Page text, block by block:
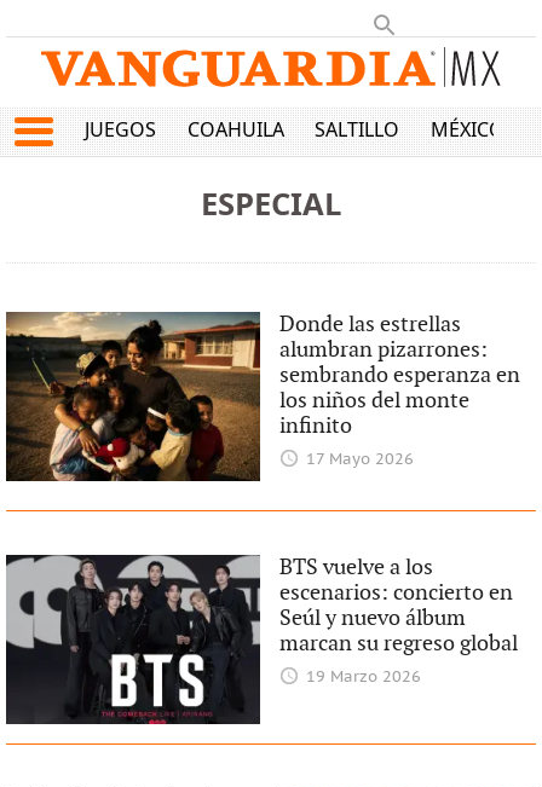
JUEGOS COAHUILA SALTILLO MÉXICO
ESPECIAL
Donde las estrellas
alumbran pizarrones:
sembrando esperanza en
los niños del monte
infinito
17 Mayo 2026
BTS vuelve a los
escenarios: concierto en
Seúl y nuevo álbum
marcan su regreso global
19 Marzo 2026